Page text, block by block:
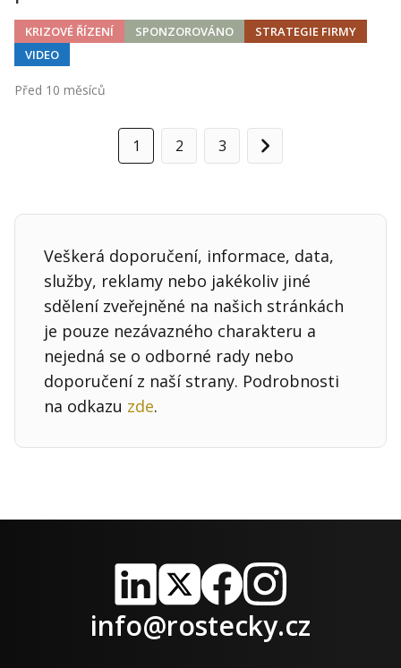
KRIZOVÉ ŘÍZENÍ SPONZOROVÁNO
STRATEGIE FIRMY
VIDEO
Před 10 měsíců
1 2 3
Další
Veškerá doporučení, informace, data,
služby, reklamy nebo jakékoliv jiné
sdělení zveřejněné na našich stránkách
je pouze nezávazného charakteru a
nejedná se o odborné rady nebo
doporučení z naší strany. Podrobnosti
na odkazu zde.
LinkedIn
X FacebookInstagram
info@rostecky.cz